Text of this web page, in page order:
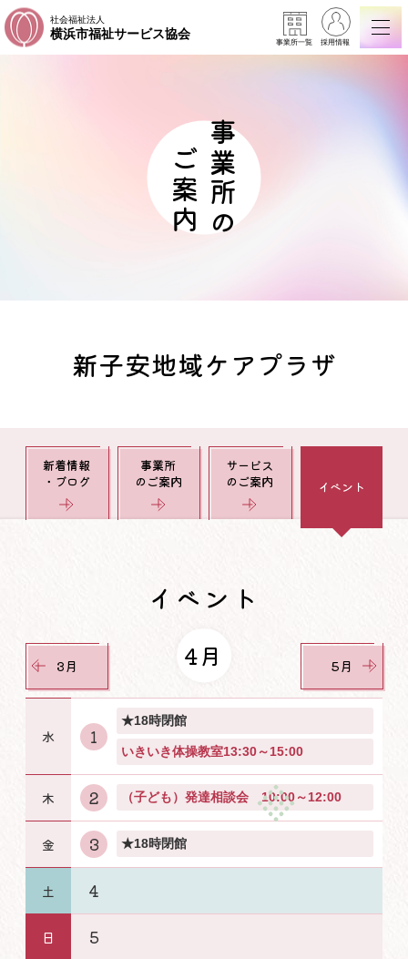
社会福祉法人
横浜市福祉サービス協会
事業所一覧 採用情報
事業所の
ご案内
新子安地域ケアプラザ
新着情報
・ブログ
事業所
のご案内
サービス
のご案内
イベント
イベント
4月
3月 5月
1
★18時閉館
いきいき体操教室13:30～15:00
2 （子ども）発達相談会 10:00～12:00
3 ★18時閉館
4
5